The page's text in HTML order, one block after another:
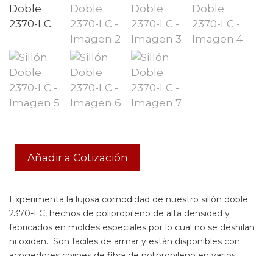
Añadir a Cotización
Experimenta la lujosa comodidad de nuestro sillón doble
2370-LC, hechos de polipropileno de alta densidad y
fabricados en moldes especiales por lo cual no se deshilan
ni oxidan. Son faciles de armar y están disponibles con